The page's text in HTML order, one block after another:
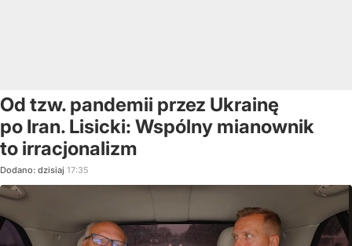
Od tzw. pandemii przez Ukrainę
po Iran. Lisicki: Wspólny mianownik
to irracjonalizm
Dodano: dzisiaj 17:35